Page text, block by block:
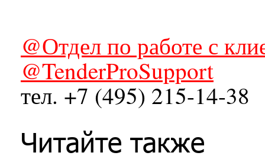
@Отдел по работе с
@TenderProSupport
тел. +7 (495) 215-14-38
Читайте также